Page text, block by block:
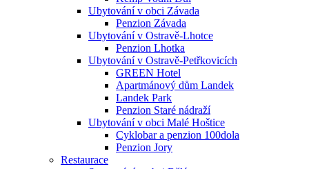
Ubytování v obci Závada
Penzion Závada
Ubytování v Ostravě-Lhotce
Penzion Lhotka
Ubytování v Ostravě-Petřkovicích
GREEN Hotel
Apartmánový dům Landek
Landek Park
Penzion Staré nádraží
Ubytování v obci Malé Hoštice
Cyklobar a penzion 100dola
Penzion Jory
Restaurace